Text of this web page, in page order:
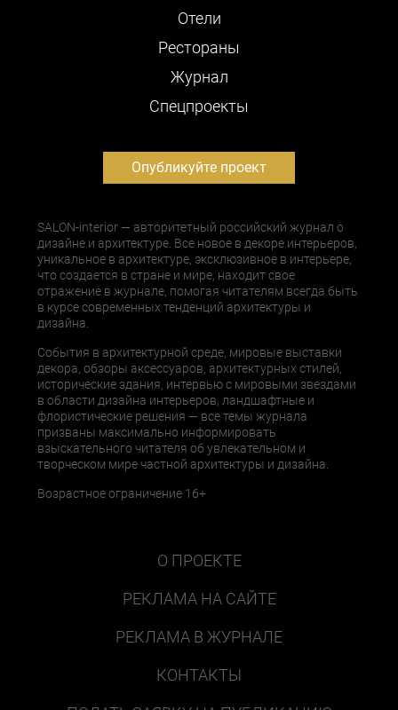
Отели
Рестораны
Журнал
Cпецпроекты
Опубликуйте проект
SALON-interior — авторитетный российский журнал о
дизайне и архитектуре. Все новое в декоре интерьеров,
уникальное в архитектуре, эксклюзивное в интерьере,
что создается в стране и мире, находит свое
отражение в журнале, помогая читателям всегда быть
в курсе современных тенденций архитектуры и
дизайна.
События в архитектурной среде, мировые выставки
декора, обзоры аксессуаров, архитектурных стилей,
исторические здания, интервью с мировыми звездами
в области дизайна интерьеров, ландшафтные и
флористические решения — все темы журнала
призваны максимально информировать
взыскательного читателя об увлекательном и
творческом мире частной архитектуры и дизайна.
Возрастное ограничение 16+
О ПРОЕКТЕ
РЕКЛАМА НА САЙТЕ
РЕКЛАМА В ЖУРНАЛЕ
КОНТАКТЫ